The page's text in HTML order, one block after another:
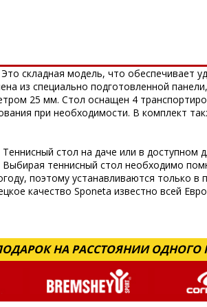
складная модель, что обеспечивает
из специально подготовленной
25 мм. Стол оснащен 4
при необходимости. В комплект
стол на даче или в доступном
теннисный стол необходимо
поэтому устанавливаются только
качество Sponeta известно всей
НА РАССТОЯНИИ ОДНОГО